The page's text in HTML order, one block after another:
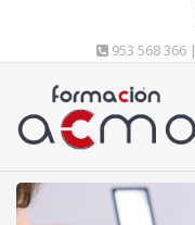
953 568 366 |